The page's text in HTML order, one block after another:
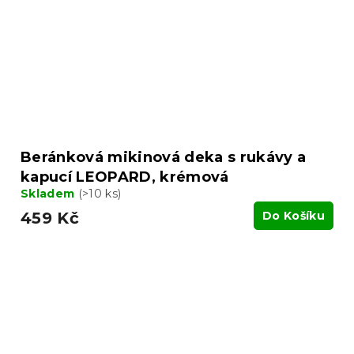
Beránková mikinová deka s rukávy a
kapucí LEOPARD, krémová
Skladem (>10 ks)
459 Kč Do Košíku